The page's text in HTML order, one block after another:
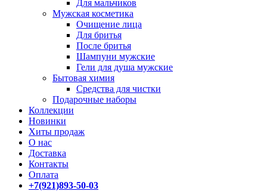
Для мальчиков
Мужская косметика
Очищение лица
Для бритья
После бритья
Шампуни мужские
Гели для душа мужские
Бытовая химия
Средства для чистки
Подарочные наборы
Коллекции
Новинки
Хиты продаж
О нас
Доставка
Контакты
Оплата
+7(921)893-50-03